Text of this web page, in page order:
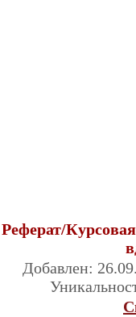
Реферат/
Добавлен: